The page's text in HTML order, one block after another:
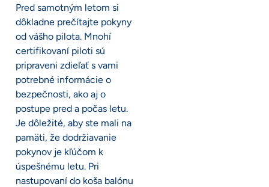
Pred samotným letom si
dôkladne prečítajte pokyny
od vášho pilota. Mnohí
certifikovaní piloti sú
pripraveni zdieľať s vami
potrebné informácie o
bezpečnosti, ako aj o
postupe pred a počas letu.
Je dôležité, aby ste mali na
pamäti, že dodržiavanie
pokynov je kľúčom k
úspešnému letu. Pri
nastupovaní do koša balónu